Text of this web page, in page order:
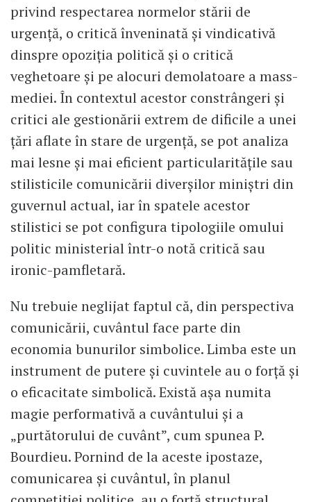
privind respectarea normelor stării de
urgență, o critică înveninată și vindicativă
dinspre opoziția politică și o critică
veghetoare și pe alocuri demolatoare a mass-
mediei. În contextul acestor constrângeri și
critici ale gestionării extrem de dificile a unei
țări aflate în stare de urgență, se pot analiza
mai lesne și mai eficient particularitățile sau
stilisticile comunicării diverșilor miniștri din
guvernul actual, iar în spatele acestor
stilistici se pot configura tipologiile omului
politic ministerial într-o notă critică sau
ironic-pamfletară.
Nu trebuie neglijat faptul că, din perspectiva
comunicării, cuvântul face parte din
economia bunurilor simbolice. Limba este un
instrument de putere și cuvintele au o forță și
o eficacitate simbolică. Există așa numita
magie performativă a cuvântului și a
„purtătorului de cuvânt”, cum spunea P.
Bourdieu. Pornind de la aceste ipostaze,
comunicarea și cuvântul, în planul